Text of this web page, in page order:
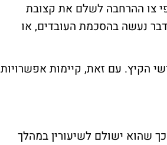
צו ההרחבה לשלם את קצובת
נעשה בהסכמת העובדים, או
הקיץ. עם זאת, קיימות אפשרויות
שהוא ישולם לשיעורין במהלך